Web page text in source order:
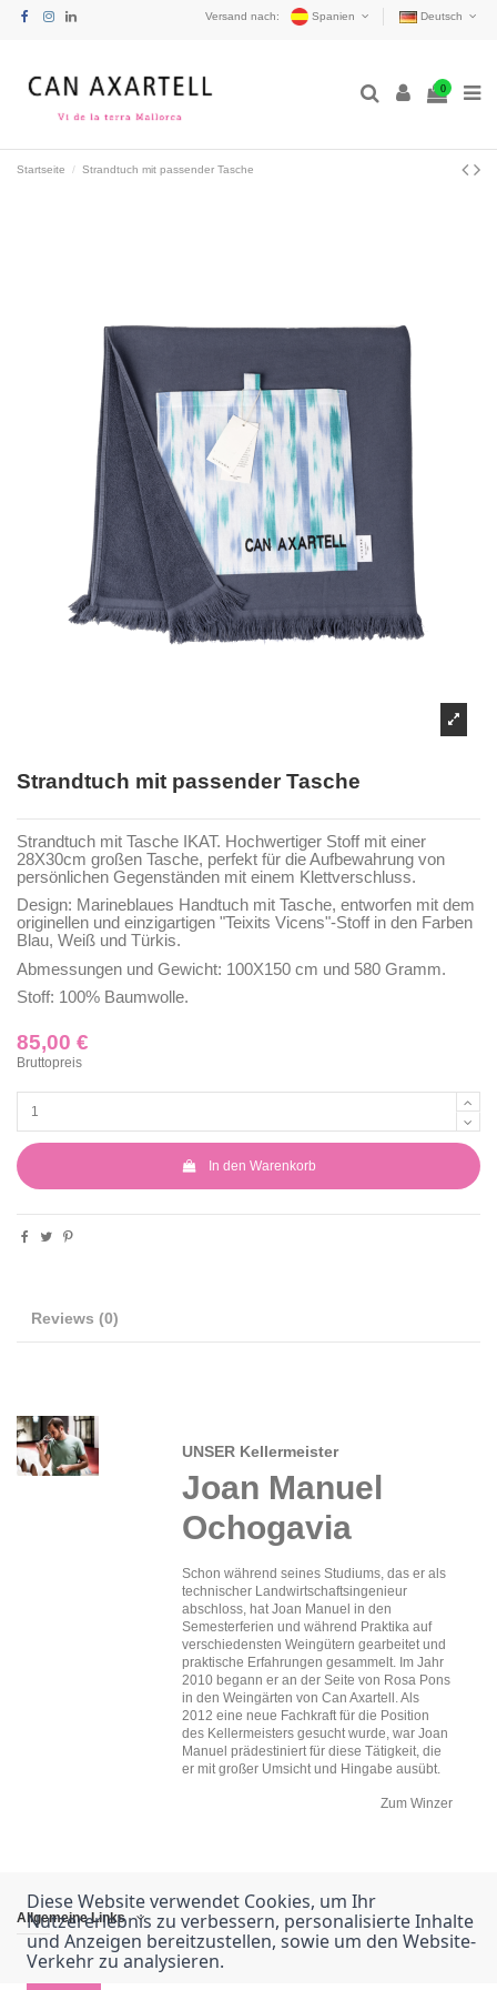
Versand nach: Spanien Deutsch
0
Startseite Strandtuch mit passender Tasche
Strandtuch mit passender Tasche
Strandtuch mit Tasche IKAT. Hochwertiger Stoff mit einer
28X30cm großen Tasche, perfekt für die Aufbewahrung von
persönlichen Gegenständen mit einem Klettverschluss.
Design: Marineblaues Handtuch mit Tasche, entworfen mit dem
originellen und einzigartigen "Teixits Vicens"-Stoff in den Farben
Blau, Weiß und Türkis.
Abmessungen und Gewicht: 100X150 cm und 580 Gramm.
Stoff: 100% Baumwolle.
85,00 €
Bruttopreis
In den Warenkorb
Reviews (0)
UNSER Kellermeister
Joan Manuel
Ochogavia
Schon während seines Studiums, das er als
technischer Landwirtschaftsingenieur
abschloss, hat Joan Manuel in den
Semesterferien und während Praktika auf
verschiedensten Weingütern gearbeitet und
praktische Erfahrungen gesammelt. Im Jahr
2010 begann er an der Seite von Rosa Pons
in den Weingärten von Can Axartell. Als
2012 eine neue Fachkraft für die Position
des Kellermeisters gesucht wurde, war Joan
Manuel prädestiniert für diese Tätigkeit, die
er mit großer Umsicht und Hingabe ausübt.
Zum Winzer
Allgemeine Links
Diese Website verwendet Cookies, um Ihr
Nutzererlebnis zu verbessern, personalisierte Inhalte
und Anzeigen bereitzustellen, sowie um den Website-
Verkehr zu analysieren.